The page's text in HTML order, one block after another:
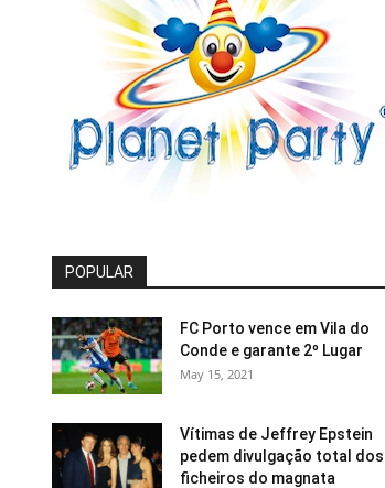
POPULAR
FC Porto vence em Vila do
Conde e garante 2º Lugar
May 15, 2021
Vítimas de Jeffrey Epstein
pedem divulgação total dos
ficheiros do magnata